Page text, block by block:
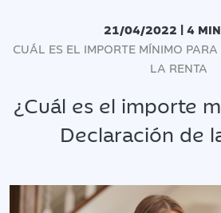
21/04/2022 | 4
CUÁL ES EL IMPORTE MÍNIMO
LA RENTA
¿Cuál es el importe
Declaración de